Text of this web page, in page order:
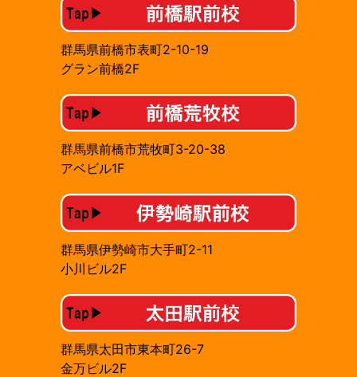
群馬県前橋市表町2-10-19
グラン前橋2F
群馬県前橋市荒牧町3-20-38
アベビル1F
群馬県伊勢崎市大手町2-11
小川ビル2F
群馬県太田市東本町26-7
金万ビル2F